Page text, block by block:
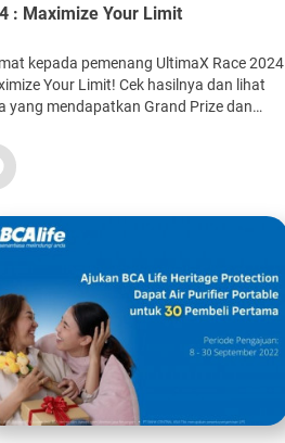
: Maximize Your Limit
kepada pemenang UltimaX Race 2024
Your Limit! Cek hasilnya dan lihat
yang mendapatkan Grand Prize dan